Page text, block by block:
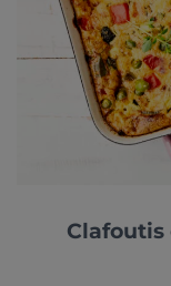
Clafoutis